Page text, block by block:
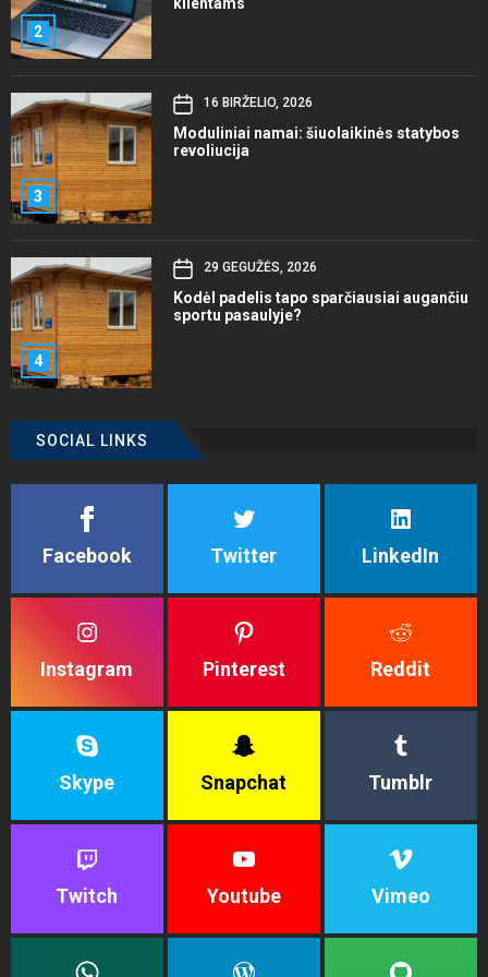
2
3
16 BIRŽELIO, 2026
Moduliniai namai: šiuolaikinės statybos
revoliucija
4
29 GEGUŽĖS, 2026
Kodėl padelis tapo sparčiausiai augančiu
sportu pasaulyje?
SOCIAL LINKS
Facebook Twitter LinkedIn
Instagram Pinterest Reddit
Skype Snapchat Tumblr
Twitch Youtube Vimeo